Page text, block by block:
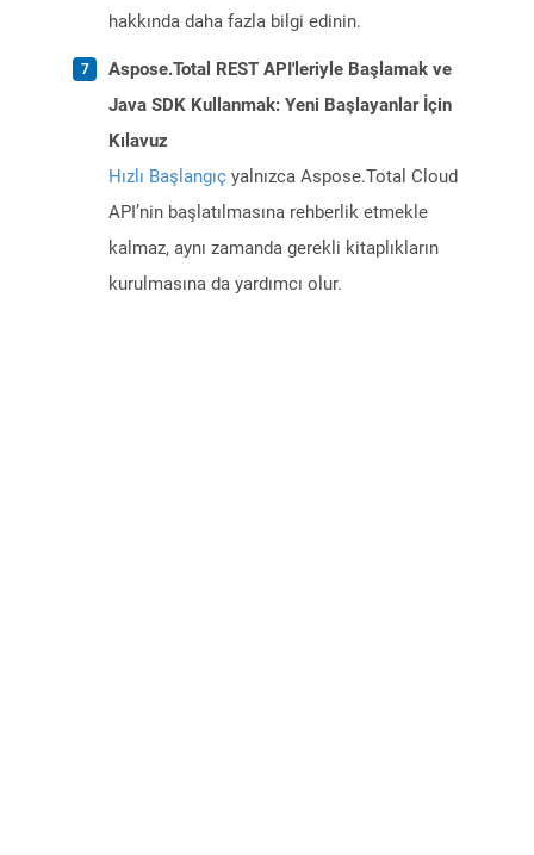
hakkında daha fazla bilgi edinin.
Aspose.Total REST API'leriyle Başlamak ve
Java SDK Kullanmak: Yeni Başlayanlar İçin
Kılavuz
Hızlı Başlangıç yalnızca Aspose.Total Cloud
API’nin başlatılmasına rehberlik etmekle
kalmaz, aynı zamanda gerekli kitaplıkların
kurulmasına da yardımcı olur.